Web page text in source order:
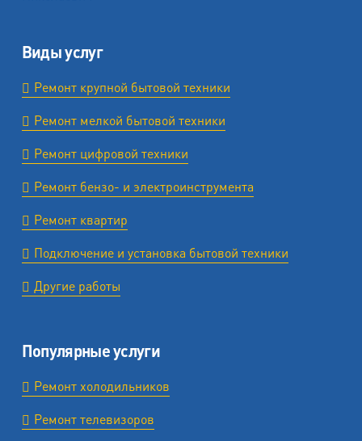
Виды услуг
Ремонт крупной бытовой техники
Ремонт мелкой бытовой техники
Ремонт цифровой техники
Ремонт бензо- и электроинструмента
Ремонт квартир
Подключение и установка бытовой техники
Другие работы
Популярные услуги
Ремонт холодильников
Ремонт телевизоров